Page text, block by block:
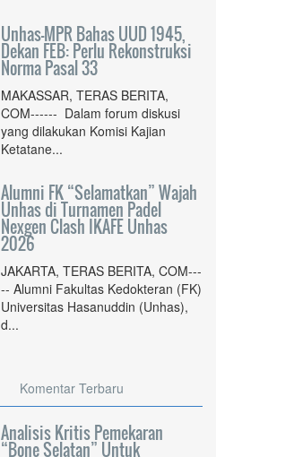
Unhas-MPR Bahas UUD 1945,
Dekan FEB: Perlu Rekonstruksi
Norma Pasal 33
MAKASSAR, TERAS BERITA,
COM------ Dalam forum diskusi
yang dilakukan Komisi Kajian
Ketatane...
Alumni FK “Selamatkan” Wajah
Unhas di Turnamen Padel
Nexgen Clash IKAFE Unhas
2026
JAKARTA, TERAS BERITA, COM---
-- Alumni Fakultas Kedokteran (FK)
Universitas Hasanuddin (Unhas),
d...
Komentar Terbaru
Analisis Kritis Pemekaran
“Bone Selatan” Untuk